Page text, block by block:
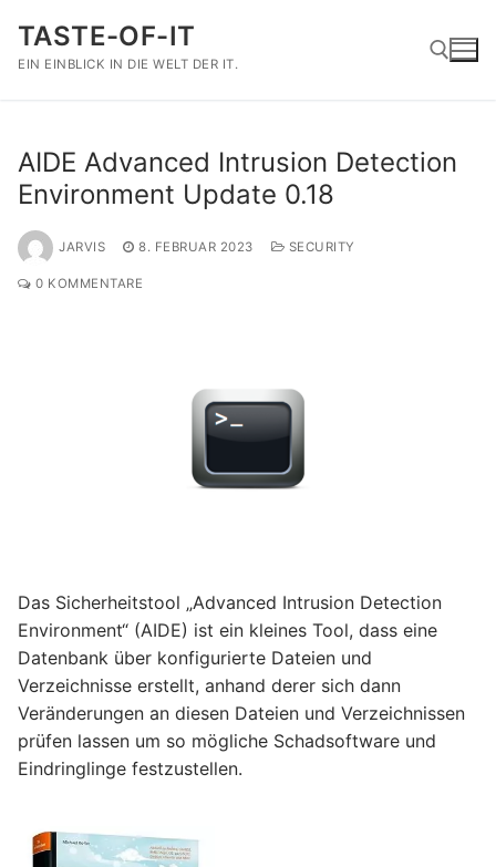
Inhalt
springen
TASTE-OF-IT
EIN EINBLICK IN DIE WELT DER IT.
AIDE Advanced Intrusion Detection
Environment Update 0.18
JARVIS 8. FEBRUAR 2023 SECURITY
0 KOMMENTARE
Das Sicherheitstool „Advanced Intrusion Detection
Environment“ (AIDE) ist ein kleines Tool, dass eine
Datenbank über konfigurierte Dateien und
Verzeichnisse erstellt, anhand derer sich dann
Veränderungen an diesen Dateien und Verzeichnissen
prüfen lassen um so mögliche Schadsoftware und
Eindringlinge festzustellen.